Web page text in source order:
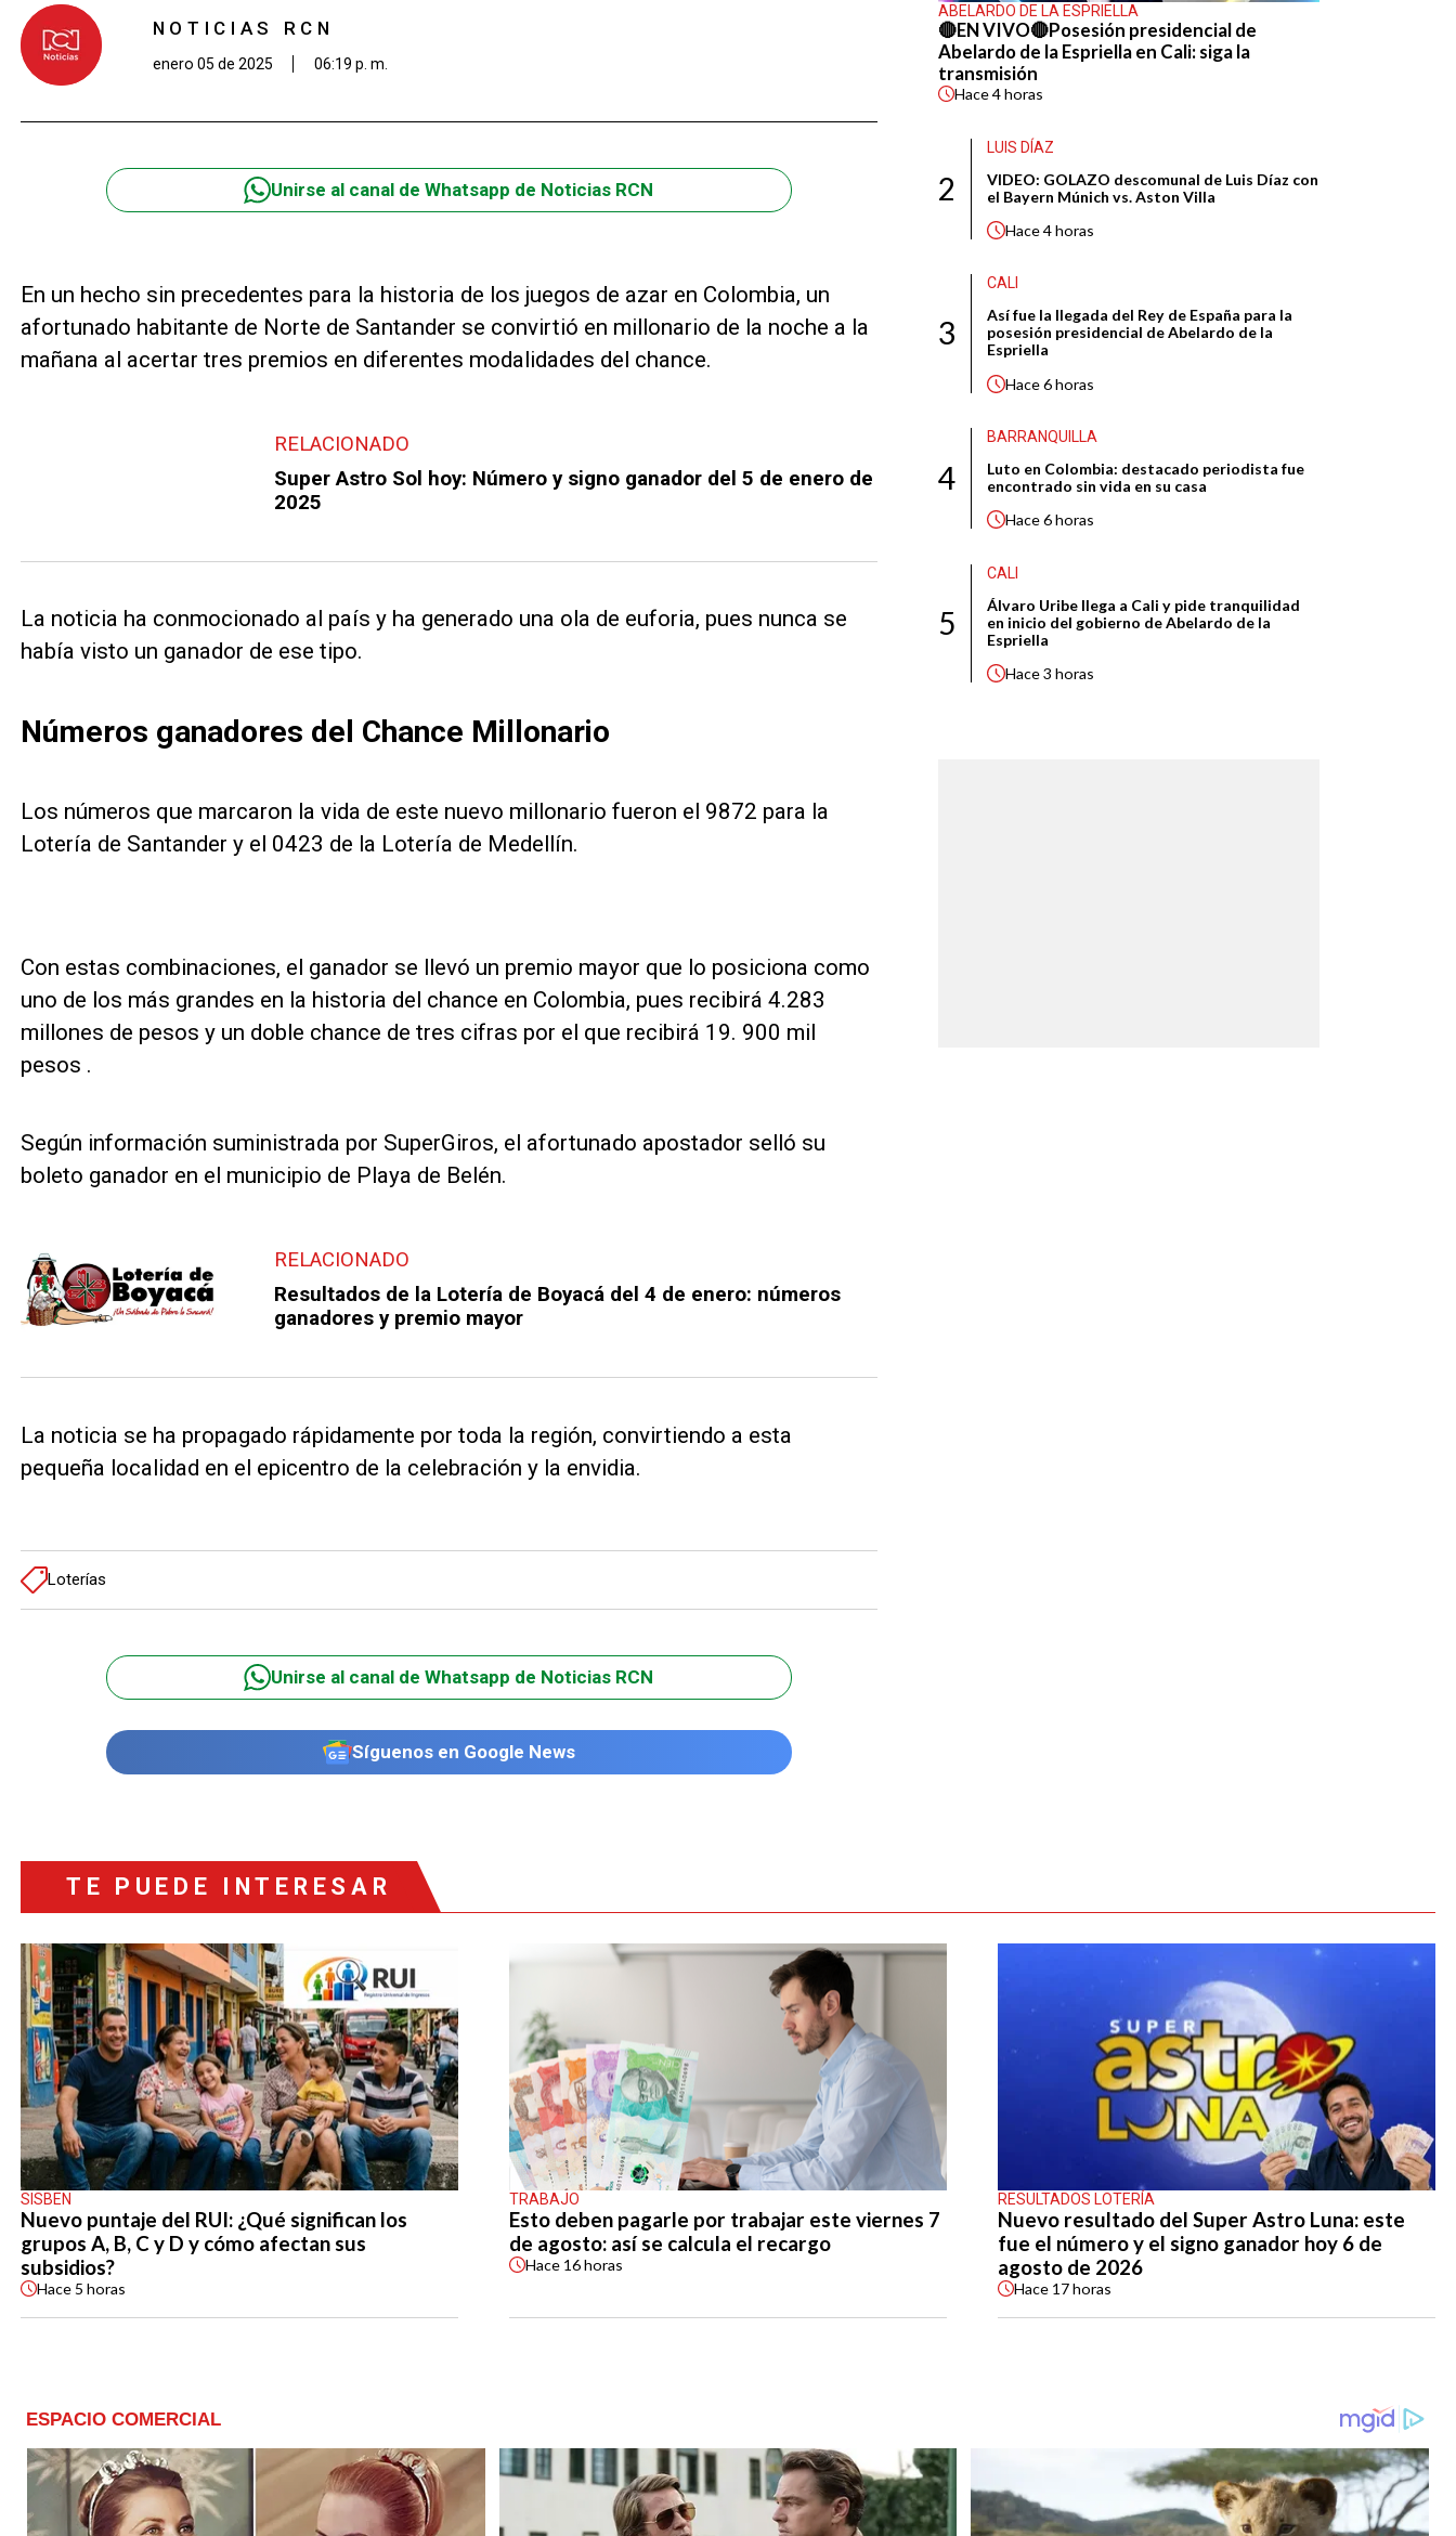
NOTICIAS RCN
enero 05 de 2025 06:19 p. m.
Unirse al canal de Whatsapp de Noticias RCN
En un hecho sin precedentes para la historia de los juegos de azar en Colombia, un
afortunado habitante de Norte de Santander se convirtió en millonario de la noche a la
mañana al acertar tres premios en diferentes modalidades del chance.
RELACIONADO
Super Astro Sol hoy: Número y signo ganador del 5 de enero de
2025
La noticia ha conmocionado al país y ha generado una ola de euforia, pues nunca se
había visto un ganador de ese tipo.
Números ganadores del Chance Millonario
Los números que marcaron la vida de este nuevo millonario fueron el 9872 para la
Lotería de Santander y el 0423 de la Lotería de Medellín.
Con estas combinaciones, el ganador se llevó un premio mayor que lo posiciona como
uno de los más grandes en la historia del chance en Colombia, pues recibirá 4.283
millones de pesos y un doble chance de tres cifras por el que recibirá 19. 900 mil
pesos .
Según información suministrada por SuperGiros, el afortunado apostador selló su
boleto ganador en el municipio de Playa de Belén.
RELACIONADO
Resultados de la Lotería de Boyacá del 4 de enero: números
ganadores y premio mayor
La noticia se ha propagado rápidamente por toda la región, convirtiendo a esta
pequeña localidad en el epicentro de la celebración y la envidia.
Loterías
Unirse al canal de Whatsapp de Noticias RCN
Síguenos en Google News
ABELARDO DE LA ESPRIELLA
🔴EN VIVO🔴Posesión presidencial de
Abelardo de la Espriella en Cali: siga la
transmisión
Hace4 horas
2
LUIS DÍAZ
VIDEO: GOLAZO descomunal de Luis Díaz con
el Bayern Múnich vs. Aston Villa
Hace4 horas
3
CALI
Así fue la llegada del Rey de España para la
posesión presidencial de Abelardo de la
Espriella
Hace6 horas
4
BARRANQUILLA
Luto en Colombia: destacado periodista fue
encontrado sin vida en su casa
Hace6 horas
5
CALI
Álvaro Uribe llega a Cali y pide tranquilidad
en inicio del gobierno de Abelardo de la
Espriella
Hace3 horas
TE PUEDE INTERESAR
SISBEN
Nuevo puntaje del RUI: ¿Qué significan los
grupos A, B, C y D y cómo afectan sus
subsidios?
Hace 5 horas
TRABAJO
Esto deben pagarle por trabajar este viernes 7
de agosto: así se calcula el recargo
Hace 16 horas
RESULTADOS LOTERÍA
Nuevo resultado del Super Astro Luna: este
fue el número y el signo ganador hoy 6 de
agosto de 2026
Hace 17 horas